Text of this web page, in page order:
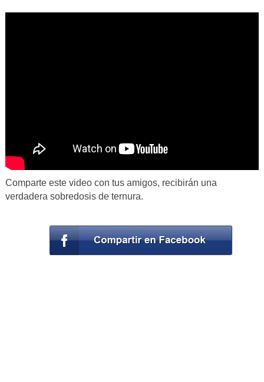
Comparte este video con tus amigos, recibirán una
verdadera sobredosis de ternura.